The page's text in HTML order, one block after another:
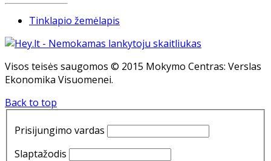
Tinklapio žemėlapis
Visos teisės saugomos © 2015 Mokymo Centras: Verslas
Ekonomika Visuomenei.
Back to top
Prisijungimo vardas
Slaptažodis